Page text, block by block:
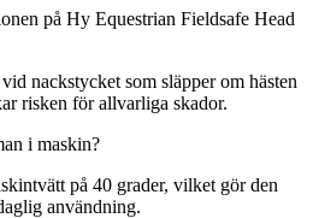
på Hy Equestrian Fieldsafe Head
nackstycket som släpper om hästen
risken för allvarliga skador.
i maskin?
på 40 grader, vilket gör den
användning.